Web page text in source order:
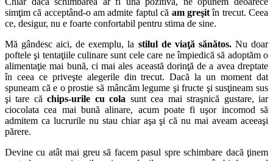
simţim că acceptând-o am admite faptul că am greşitîn trecut. Ceea
ce, desigur, nu e foarte confortabil pentru stima de sine.
Mă gândesc aici, de exemplu, la stilul de viaţă sănătos. Nu doar
poftele şi tentaţiile culinare sunt cele care ne împiedică să adoptăm o
alimentaţie mai bună, ci mai ales această dorinţă de a avea dreptate
în ceea ce priveşte alegerile din trecut. Dacă la un moment dat
spuneam că e o prostie să mâncăm legume şi fructe şi susţineam sus
şi tare căchips-urile cu cola sunt cea mai straşnică gustare, iar
ciocolata cea mai bună alinare, acum poate fi uşor incomod să
admitem ca lucrurile nu stau chiar aşa şi că nu mai aveam aceeaşi
părere.
Devine cu atât mai greu să facem pasul spre schimbare dacă ţinem